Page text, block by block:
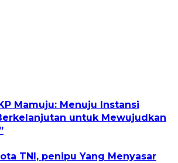
Mamuju: Menuju Instansi
untuk Mewujudkan
TNI, penipu Yang Menyasar